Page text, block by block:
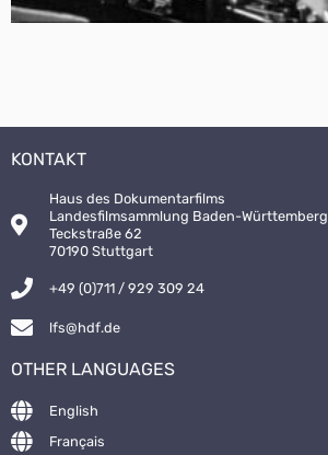
KONTAKT
Haus des Dokumentarfilms
Landesfilmsammlung Baden-Württemberg
Teckstraße 62
70190 Stuttgart
+49 (0)711 / 929 309 24
lfs@hdf.de
OTHER LANGUAGES
English
Français